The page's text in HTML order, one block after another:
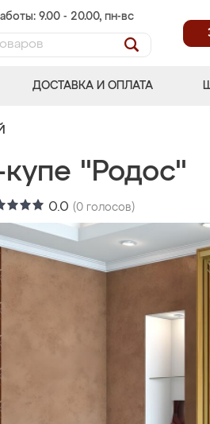
9.00 - 20.00, пн-вс
ДОСТАВКА И ОПЛАТА
"Родос"
0.0 (0 голосов)